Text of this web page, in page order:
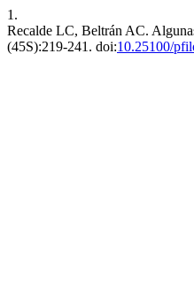
1.
Recalde LC, Beltrán AC.
(45S):219-241. doi:10.25100/